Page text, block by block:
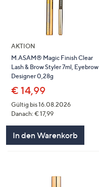
AKTION
M.ASAM® Magic Finish Clear
Lash & Brow Styler 7ml, Eyebrow
Designer 0,28g
€ 14,99
Gültig bis 16.08.2026
Danach: € 17,99
In den Warenkorb